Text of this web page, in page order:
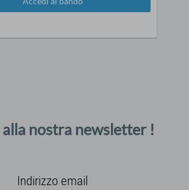
nostra newsletter !
Indirizzo email